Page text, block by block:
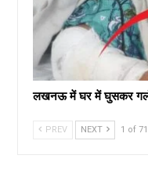
लखनऊ में घर में घुसकर
PREV NEXT 1 of 71